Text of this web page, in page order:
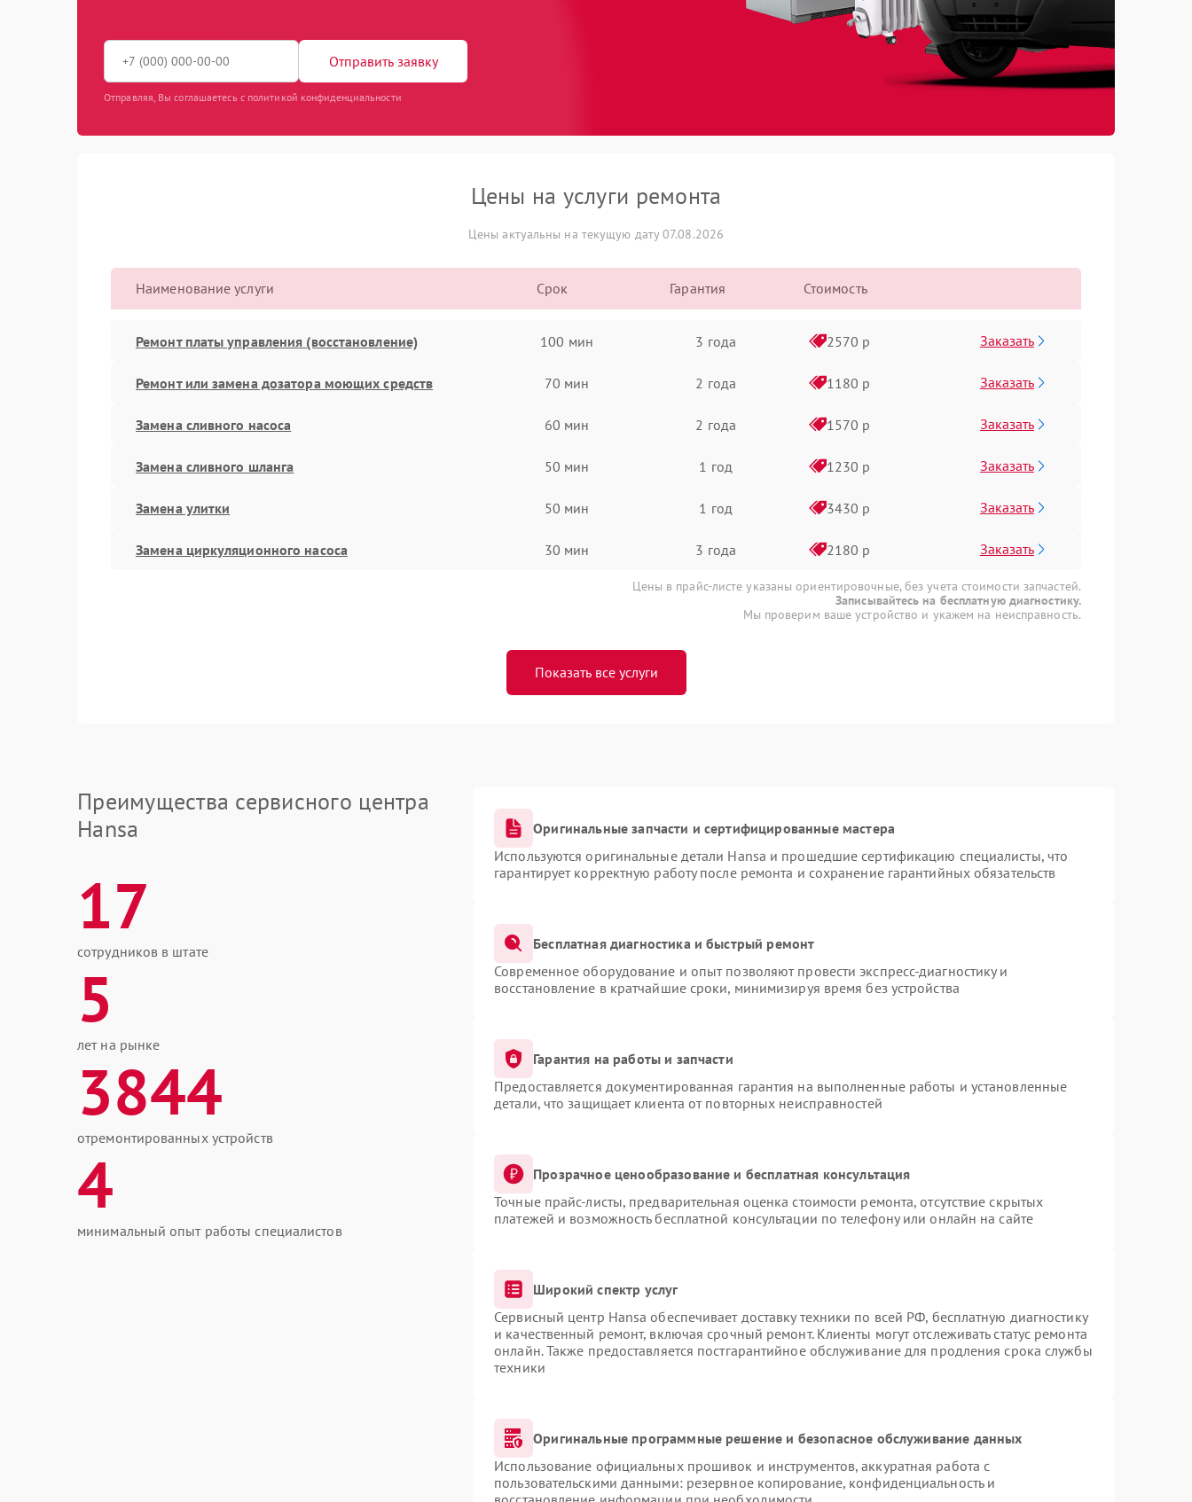
Отправить заявку
Отправляя, Вы соглашаетесь с политикой конфиденциальности
Цены на услуги ремонта
Цены актуальны на текущую дату 07.08.2026
Наименование услуги Срок Гарантия Стоимость
Ремонт платы управления (восстановление) 100 мин 3 года 2570 р Заказать
Ремонт или замена дозатора моющих средств 70 мин 2 года 1180 р Заказать
Замена сливного насоса 60 мин 2 года 1570 р Заказать
Замена сливного шланга 50 мин 1 год 1230 р Заказать
Замена улитки 50 мин 1 год 3430 р Заказать
Замена циркуляционного насоса 30 мин 3 года 2180 р Заказать
Цены в прайс-листе указаны ориентировочные, без учета стоимости запчастей.
Записывайтесь на бесплатную диагностику.
Мы проверим ваше устройство и укажем на неисправность.
Показать все услуги
Преимущества сервисного центра
Hansa
17
сотрудников в штате
5
лет на рынке
3844
отремонтированных устройств
4
минимальный опыт работы специалистов
Оригинальные запчасти и сертифицированные мастера
Используются оригинальные детали Hansa и прошедшие сертификацию специалисты, что
гарантирует корректную работу после ремонта и сохранение гарантийных обязательств
Бесплатная диагностика и быстрый ремонт
Современное оборудование и опыт позволяют провести экспресс-диагностику и
восстановление в кратчайшие сроки, минимизируя время без устройства
Гарантия на работы и запчасти
Предоставляется документированная гарантия на выполненные работы и установленные
детали, что защищает клиента от повторных неисправностей
Прозрачное ценообразование и бесплатная консультация
Точные прайс-листы, предварительная оценка стоимости ремонта, отсутствие скрытых
платежей и возможность бесплатной консультации по телефону или онлайн на сайте
Широкий спектр услуг
Сервисный центр Hansa обеспечивает доставку техники по всей РФ, бесплатную диагностику
и качественный ремонт, включая срочный ремонт. Клиенты могут отслеживать статус ремонта
онлайн. Также предоставляется постгарантийное обслуживание для продления срока службы
техники
Оригинальные программные решение и безопасное обслуживание данных
Использование официальных прошивок и инструментов, аккуратная работа с
пользовательскими данными: резервное копирование, конфиденциальность и